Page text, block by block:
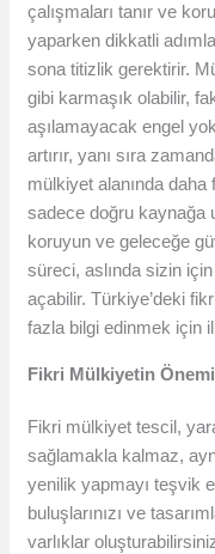
çalışmaları tanır ve
yaparken dikkatli
sona titizlik gerektirir.
gibi karmaşık olabilir,
aşılamayacak engel
artırır, yanı sıra
mülkiyet alanında
sadece doğru kaynağa
koruyun ve geleceğe
süreci, aslında sizin için
açabilir. Türkiye’deki
fazla bilgi edinmek için
Fikri Mülkiyetin
Fikri mülkiyet tescil,
sağlamakla kalmaz,
yenilik yapmayı teşvik
buluşlarınızı ve
varlıklar